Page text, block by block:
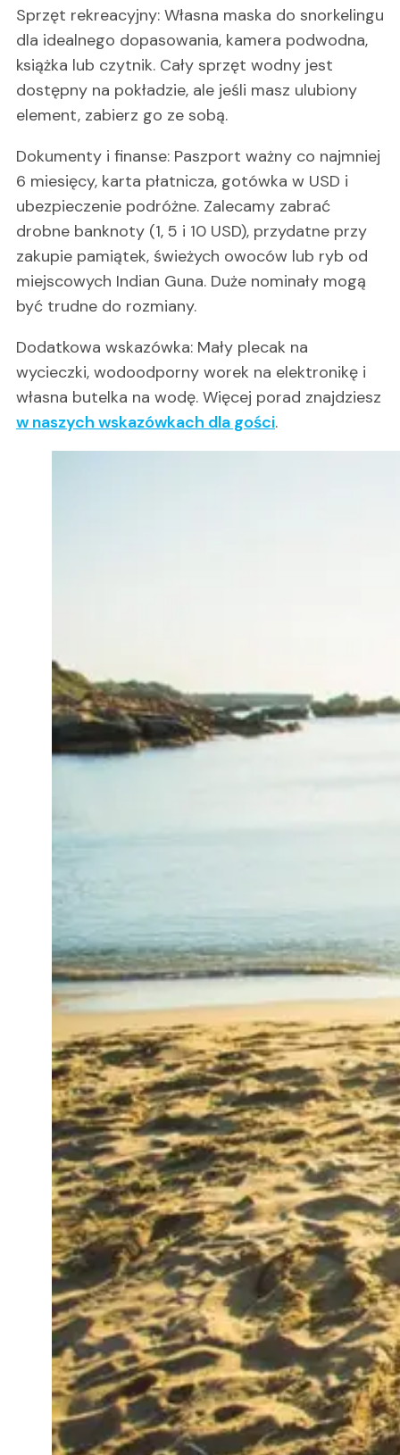
Sprzęt rekreacyjny: Własna maska do snorkelingu
dla idealnego dopasowania, kamera podwodna,
książka lub czytnik. Cały sprzęt wodny jest
dostępny na pokładzie, ale jeśli masz ulubiony
element, zabierz go ze sobą.
Dokumenty i finanse: Paszport ważny co najmniej
6 miesięcy, karta płatnicza, gotówka w USD i
ubezpieczenie podróżne. Zalecamy zabrać
drobne banknoty (1, 5 i 10 USD), przydatne przy
zakupie pamiątek, świeżych owoców lub ryb od
miejscowych Indian Guna. Duże nominały mogą
być trudne do rozmiany.
Dodatkowa wskazówka: Mały plecak na
wycieczki, wodoodporny worek na elektronikę i
własna butelka na wodę. Więcej porad znajdziesz
w naszych wskazówkach dla gości.